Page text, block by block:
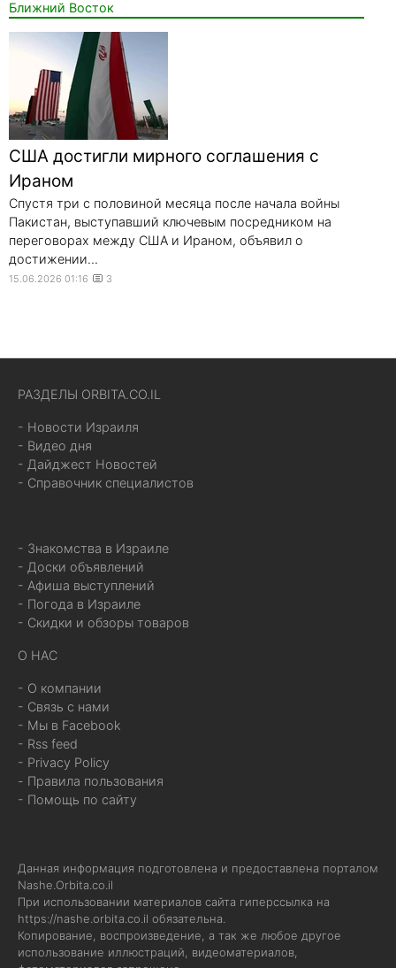
Ближний Восток
США достигли мирного соглашения с
Ираном
Спустя три с половиной месяца после начала войны
Пакистан, выступавший ключевым посредником на
переговорах между США и Ираном, объявил о
достижении...
15.06.2026 01:16 3
РАЗДЕЛЫ ORBITA.CO.IL
- Новости Израиля
- Видео дня
- Дайджест Новостей
- Справочник специалистов
- Знакомства в Израиле
- Доски объявлений
- Афиша выступлений
- Погода в Израиле
- Скидки и обзоры товаров
О НАС
- О компании
- Связь с нами
- Мы в Facebook
- Rss feed
- Privacy Policy
- Правила пользования
- Помощь по сайту
Данная информация подготовлена и предоставлена порталом
Nashe.Orbita.co.il
При использовании материалов сайта гиперссылка на
https://nashe.orbita.co.il обязательна.
Копирование, воспроизведение, а так же любое другое
использование иллюстраций, видеоматериалов,